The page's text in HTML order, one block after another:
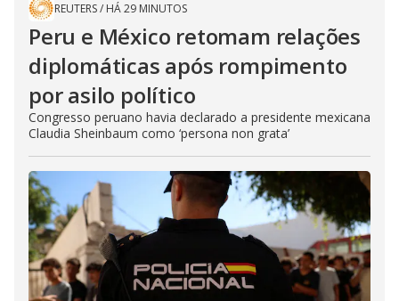
REUTERS/ HÁ 29 MINUTOS
Peru e México retomam relações
diplomáticas após rompimento
por asilo político
Congresso peruano havia declarado a presidente mexicana
Claudia Sheinbaum como ‘persona non grata’